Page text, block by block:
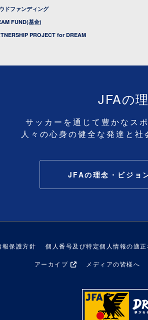
ドファンディング
FUND(基金)
PROJECT for DREAM
JFAの
サッカーを通じて豊かなス
人々の心身の健全な発達と社
JFAの理念・ビジョ
報保護方針 個人番号及び特定個人情報の適
アーカイブ メディアの皆様へ